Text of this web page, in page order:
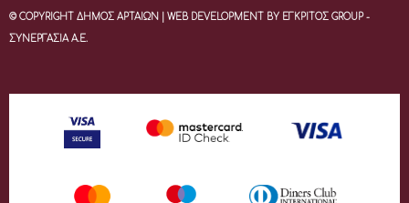
© COPYRIGHT ΔΗΜΟΣ ΑΡΤΑΙΩΝ | WEB DEVELOPMENT BY ΕΓΚΡΙΤΟΣ GROUP -
ΣΥΝΕΡΓΑΣΙΑ Α.Ε.